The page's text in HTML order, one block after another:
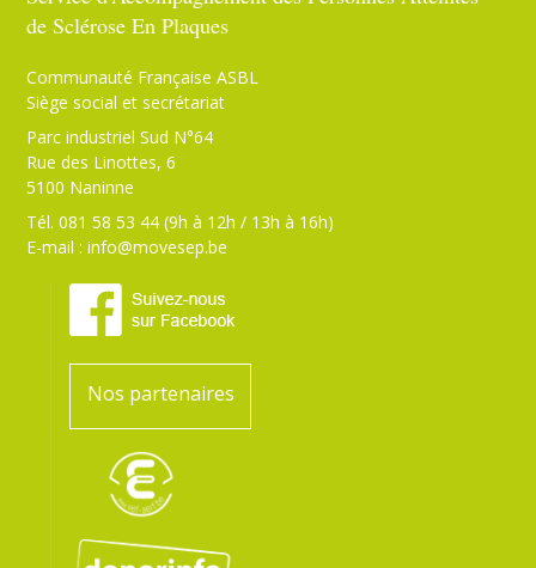
de Sclérose En Plaques
Communauté Française ASBL
Siège social et secrétariat
Parc industriel Sud N°64
Rue des Linottes, 6
5100 Naninne
Tél. 081 58 53 44 (9h à 12h / 13h à 16h)
E-mail :info@movesep.be
Nos partenaires